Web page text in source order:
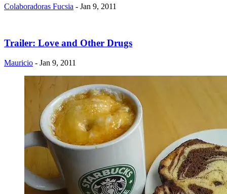
Colaboradoras Fucsia - Jan 9, 2011
Trailer: Love and Other Drugs
Mauricio - Jan 9, 2011